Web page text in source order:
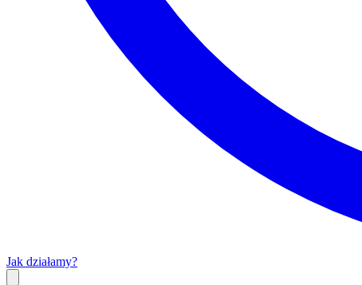
Jak działamy?